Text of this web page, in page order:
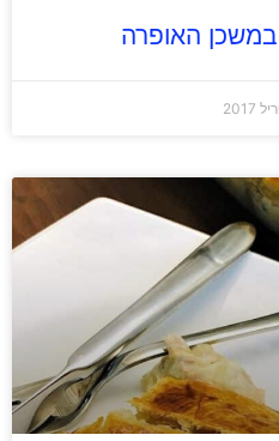
במשכן האופרה